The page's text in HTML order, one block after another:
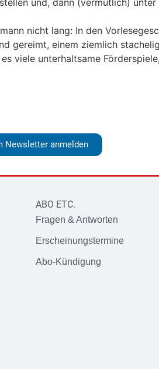
und, dann (vermutlich)
nicht lang: In den
gereimt, einem ziemlich
viele unterhaltsame
Newsletter anmelden
ABO ETC.
Fragen & Antworten
Erscheinungstermine
Abo-Kündigung